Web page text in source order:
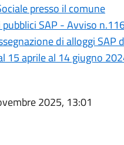
presso il comune
SAP - Avviso
di alloggi
15 aprile al 14 giugno
2025, 13:01